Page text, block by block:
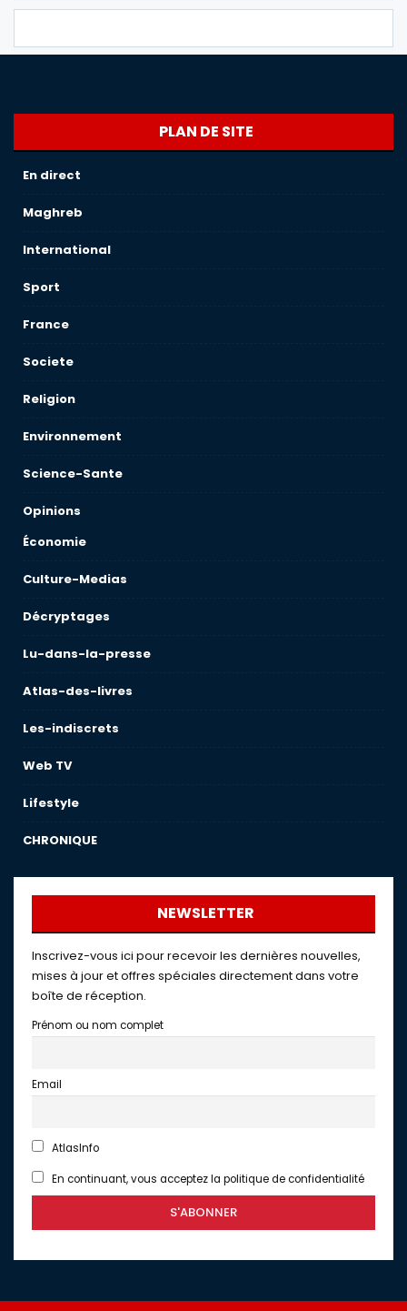
PLAN DE SITE
En direct
Maghreb
International
Sport
France
Societe
Religion
Environnement
Science-Sante
Opinions
Économie
Culture-Medias
Décryptages
Lu-dans-la-presse
Atlas-des-livres
Les-indiscrets
Web TV
Lifestyle
CHRONIQUE
NEWSLETTER
Inscrivez-vous ici pour recevoir les dernières nouvelles,
mises à jour et offres spéciales directement dans votre
boîte de réception.
Prénom ou nom complet
Email
AtlasInfo
En continuant, vous acceptez la politique de confidentialité